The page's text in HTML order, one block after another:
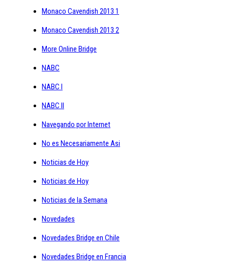
Monaco Cavendish 2013 1
Monaco Cavendish 2013 2
More Online Bridge
NABC
NABC I
NABC II
Navegando por Internet
No es Necesariamente Asi
Noticias de Hoy
Noticias de Hoy
Noticias de la Semana
Novedades
Novedades Bridge en Chile
Novedades Bridge en Francia